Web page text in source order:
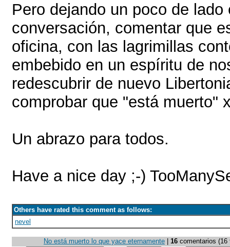
Pero dejando un poco de lado
conversación, comentar que
oficina, con las lagrimillas
embebido en un espíritu de
redescubrir de nuevo
comprobar que "está muerto"
Un abrazo para todos.
Have a nice day ;-)
Others have rated this comment as follows:
nevel
No está muerto lo que yace eternamente 16 comentarios